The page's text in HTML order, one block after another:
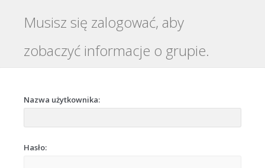
Musisz się zalogować, aby
zobaczyć informacje o grupie.
Nazwa użytkownika:
Hasło: